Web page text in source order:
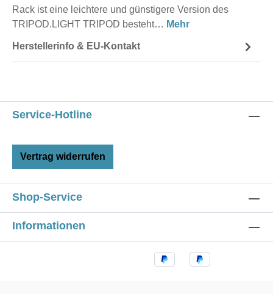
Rack ist eine leichtere und günstigere Version des
TRIPOD.LIGHT TRIPOD besteht… Mehr
Herstellerinfo & EU-Kontakt
Service-Hotline
Vertrag widerrufen
Shop-Service
Informationen